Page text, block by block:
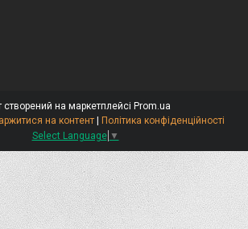
створений на маркетплейсі Prom.ua
на контент | Політика конфіденційності
Select Language ▼